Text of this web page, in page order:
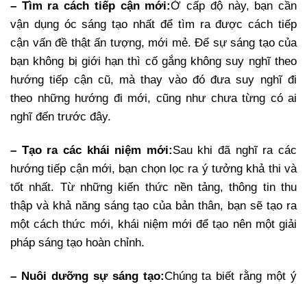
– Tìm ra cách tiếp cận mới:Ở cấp độ này, bạn cần
vận dụng óc sáng tạo nhất để tìm ra được cách tiếp
cận vấn đề thật ấn tượng, mới mẻ. Để sự sáng tạo của
bạn không bị giới hạn thì cố gắng không suy nghĩ theo
hướng tiếp cận cũ, mà thay vào đó đưa suy nghĩ đi
theo những hướng đi mới, cũng như chưa từng có ai
nghĩ đến trước đây.
– Tạo ra các khái niệm mới:Sau khi đã nghĩ ra các
hướng tiếp cận mới, bạn chọn lọc ra ý tưởng khả thi và
tốt nhất. Từ những kiến thức nền tảng, thông tin thu
thập và khả năng sáng tạo của bản thân, bạn sẽ tạo ra
một cách thức mới, khái niệm mới để tạo nên một giải
pháp sáng tạo hoàn chỉnh.
– Nuôi dưỡng sự sáng tạo:Chúng ta biết rằng một ý